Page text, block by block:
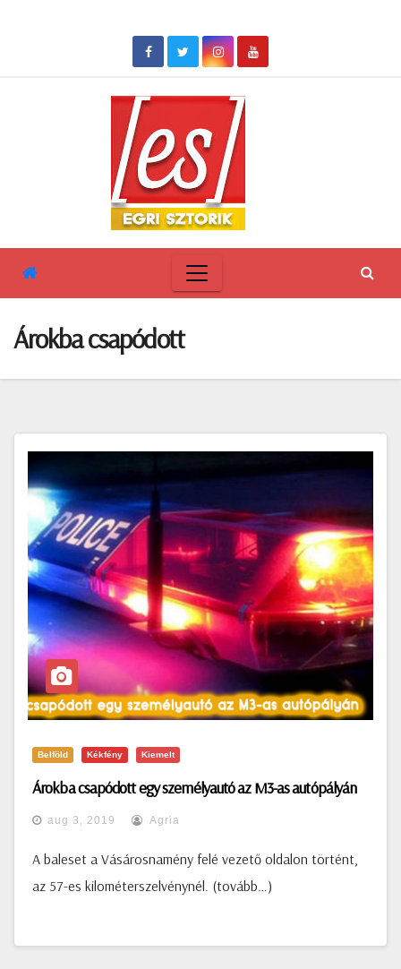
Árokba csapódott
Belföld Kékfény Kiemelt
Árokba csapódott egy személyautó az M3-as autópályán
aug 3, 2019 Agria
A baleset a Vásárosnamény felé vezető oldalon történt,
az 57-es kilométerszelvénynél. (tovább…)